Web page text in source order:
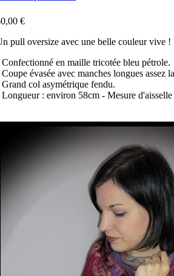
€
pull oversize avec une belle couleur vive !
Confectionné en maille tricotée bleu pétrole.
Coupe évasée avec manches longues assez
Grand col asymétrique fendu.
Longueur : environ 58cm - Mesure